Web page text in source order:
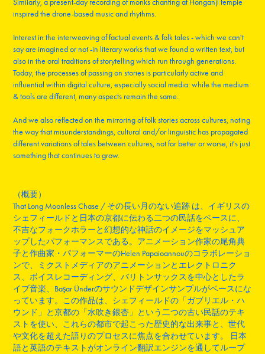
Similarly, a present-day recording of monks chanting at Honganji temple
inspired the drone-based music and rhythms.
Interest in the interweaving of factual events & folk tales - which we can't
say are imagined or not -in literary works that we found a written text, but
also in the oral traditions of storytelling which run through generations.
Today, the processes of passing on stories is particularly active and
influential within digital culture, especially social media: while the medium
& tools are different, many aspects remain the same.
And we also reflected on the mirroring of folk stories across cultures, noting
the way that misunderstandings, cultural and/or linguistic has propagated
different variations of tales between cultures, not for better or worse, it's just
something that continues to grow.
（概要）
That Long Moonless Chase / その長い月のない追跡 は、イギリスの
シェフィールドと日本の京都に伝わる二つの民話をベースに、
不吉なフォークホラーと幻想的な神話のイメージをマッシュア
ップしたパフォーマンスである。アニメーション作家の尾角典
子と作曲家・パフォーマーのHelen Papaioannouのコラボレーショ
ンで、ミクストメディアのアニメーションとエレクトロニク
ス、ボイスレコーディング、バリトンサックスを中心としたラ
イブ音楽、Başar Ünderのサウンドデザインサンプルがベースにな
っています。この作品は、シェフィールドの「ガブリエル・ハ
ウンド」と京都の「水吹き銀杏」という二つの古い民話のテキ
ストを使い、これらの都市で起こった歴史的な出来事と、世代
や文化を超えた語りのプロセスに焦点を合わせています。 日本
語と英語のテキストがオンライン翻訳エンジンを通してループ